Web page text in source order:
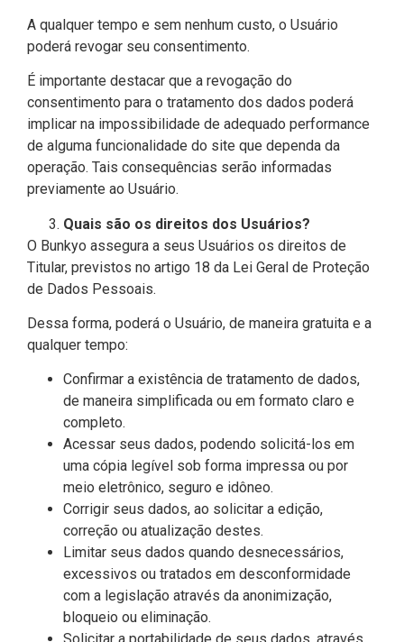
A qualquer tempo e sem nenhum custo, o Usuário
poderá revogar seu consentimento.
É importante destacar que a revogação do
consentimento para o tratamento dos dados poderá
implicar na impossibilidade de adequado performance
de alguma funcionalidade do site que dependa da
operação. Tais consequências serão informadas
previamente ao Usuário.
Quais são os direitos dos Usuários?
O Bunkyo assegura a seus Usuários os direitos de
Titular, previstos no artigo 18 da Lei Geral de Proteção
de Dados Pessoais.
Dessa forma, poderá o Usuário, de maneira gratuita e a
qualquer tempo:
Confirmar a existência de tratamento de dados,
de maneira simplificada ou em formato claro e
completo.
Acessar seus dados, podendo solicitá-los em
uma cópia legível sob forma impressa ou por
meio eletrônico, seguro e idôneo.
Corrigir seus dados, ao solicitar a edição,
correção ou atualização destes.
Limitar seus dados quando desnecessários,
excessivos ou tratados em desconformidade
com a legislação através da anonimização,
bloqueio ou eliminação.